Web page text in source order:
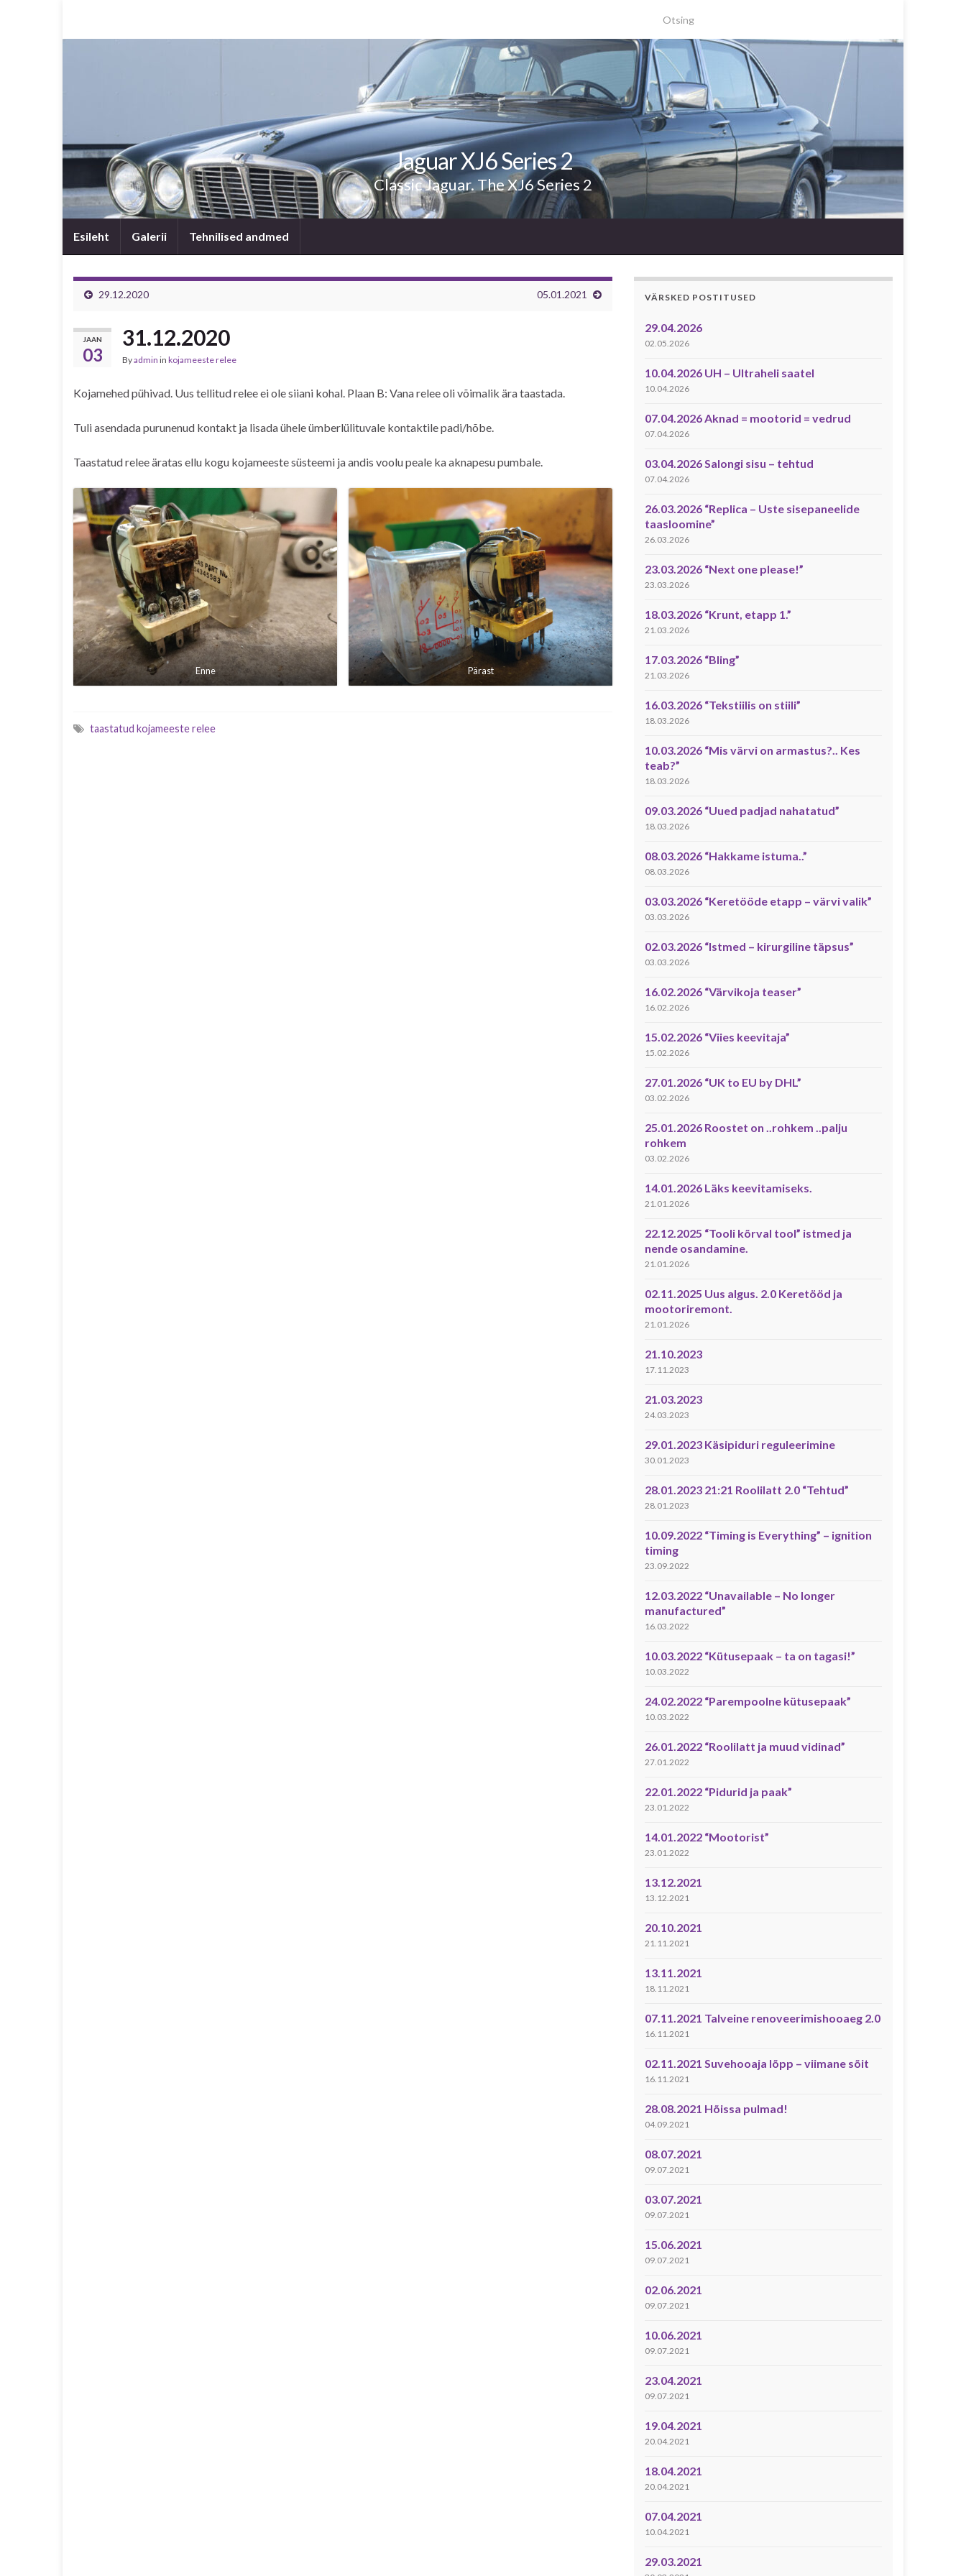
Search for:
Jaguar XJ6 Series 2
Classic Jaguar. The XJ6 Series 2
Esileht Galerii Tehnilised andmed
29.12.2020 05.01.2021
JAAN
03
31.12.2020
Byadmin in kojameeste relee
Kojamehed pühivad. Uus tellitud relee ei ole siiani kohal. Plaan B: Vana relee oli võimalik ära taastada.
Tuli asendada purunenud kontakt ja lisada ühele ümberlülituvale kontaktile padi/hõbe.
Taastatud relee äratas ellu kogu kojameeste süsteemi ja andis voolu peale ka aknapesu pumbale.
Enne Pärast
taastatud kojameeste relee
VÄRSKED POSTITUSED
29.04.2026
02.05.2026
10.04.2026 UH – Ultraheli saatel
10.04.2026
07.04.2026 Aknad = mootorid = vedrud
07.04.2026
03.04.2026 Salongi sisu – tehtud
07.04.2026
26.03.2026 “Replica – Uste sisepaneelide
taasloomine”
26.03.2026
23.03.2026 “Next one please!”
23.03.2026
18.03.2026 “Krunt, etapp 1.”
21.03.2026
17.03.2026 “Bling”
21.03.2026
16.03.2026 “Tekstiilis on stiili”
18.03.2026
10.03.2026 “Mis värvi on armastus?.. Kes
teab?”
18.03.2026
09.03.2026 “Uued padjad nahatatud”
18.03.2026
08.03.2026 “Hakkame istuma..”
08.03.2026
03.03.2026 “Keretööde etapp – värvi valik”
03.03.2026
02.03.2026 “Istmed – kirurgiline täpsus”
03.03.2026
16.02.2026 “Värvikoja teaser”
16.02.2026
15.02.2026 “Viies keevitaja”
15.02.2026
27.01.2026 “UK to EU by DHL”
03.02.2026
25.01.2026 Roostet on ..rohkem ..palju
rohkem
03.02.2026
14.01.2026 Läks keevitamiseks.
21.01.2026
22.12.2025 “Tooli kõrval tool” istmed ja
nende osandamine.
21.01.2026
02.11.2025 Uus algus. 2.0 Keretööd ja
mootoriremont.
21.01.2026
21.10.2023
17.11.2023
21.03.2023
24.03.2023
29.01.2023 Käsipiduri reguleerimine
30.01.2023
28.01.2023 21:21 Roolilatt 2.0 “Tehtud”
28.01.2023
10.09.2022 “Timing is Everything” – ignition
timing
23.09.2022
12.03.2022 “Unavailable – No longer
manufactured”
16.03.2022
10.03.2022 “Kütusepaak – ta on tagasi!”
10.03.2022
24.02.2022 “Parempoolne kütusepaak”
10.03.2022
26.01.2022 “Roolilatt ja muud vidinad”
27.01.2022
22.01.2022 “Pidurid ja paak”
23.01.2022
14.01.2022 “Mootorist”
23.01.2022
13.12.2021
13.12.2021
20.10.2021
21.11.2021
13.11.2021
18.11.2021
07.11.2021 Talveine renoveerimishooaeg 2.0
16.11.2021
02.11.2021 Suvehooaja lõpp – viimane sõit
16.11.2021
28.08.2021 Hõissa pulmad!
04.09.2021
08.07.2021
09.07.2021
03.07.2021
09.07.2021
15.06.2021
09.07.2021
02.06.2021
09.07.2021
10.06.2021
09.07.2021
23.04.2021
09.07.2021
19.04.2021
20.04.2021
18.04.2021
20.04.2021
07.04.2021
10.04.2021
29.03.2021